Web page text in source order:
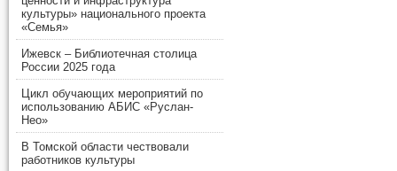
культуры» национального проекта
«Семья»
Ижевск – Библиотечная столица
России 2025 года
Цикл обучающих мероприятий по
использованию АБИС «Руслан-
Нео»
В Томской области чествовали
работников культуры